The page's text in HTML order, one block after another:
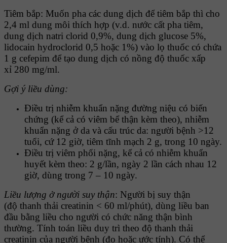
Tiêm bắp: Muốn pha các dung dịch để tiêm bắp thì cho
2,4 ml dung môi thích hợp (v.d. nước cất pha tiêm,
dung dịch natri clorid 0,9%, dung dịch glucose 5%,
lidocain hydroclorid 0,5 hoặc 1%) vào lọ thuốc có chứa
1 g cefepim để tạo dung dịch có nồng độ thuốc xấp
xỉ 280 mg/ml.
Gợi ý liều dùng:
Ðiều trị nhiễm khuẩn nặng đường niệu có biến
chứng (kể cả có viêm bể thận kèm theo), nhiễm
khuẩn nặng ở da và cấu trúc da: người bệnh >12
tuổi, cứ 12 giờ, tiêm tĩnh mạch 2 g, trong 10 ngày.
Ðiều trị viêm phổi nặng, kể cả có nhiễm khuẩn
huyết kèm theo: 2 g/lần, ngày 2 lần cách nhau 12
giờ, dùng trong 7 – 10 ngày.
Liều lượng ở người suy thận: Người bị suy thận
(độ thanh thải creatinin < 60 ml/phút), dùng liều ban
đầu bằng liều cho người có chức năng thận bình
thường. Tính toán liều duy trì theo độ thanh thải
creatinin của người bệnh (đo hoặc ước tính). Có thể